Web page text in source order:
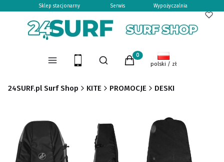
Sklep stacjonarny Serwis Wypożyczalnia
Menu Otwórz wyszukiwarkę
Szukaj Produkty w koszyku: 0.
Koszyk
polski / zł
24SURF.pl Surf Shop KITE PROMOCJE DESKI